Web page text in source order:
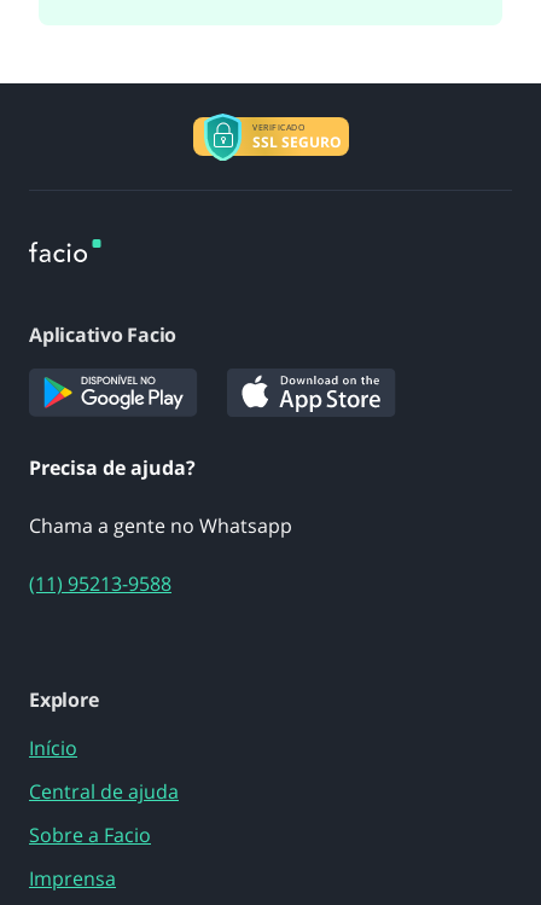
VERIFICADO
SSL SEGURO
Aplicativo Facio
Precisa de ajuda?
Chama a gente no Whatsapp
(11) 95213-9588
Explore
Início
Central de ajuda
Sobre a Facio
Imprensa